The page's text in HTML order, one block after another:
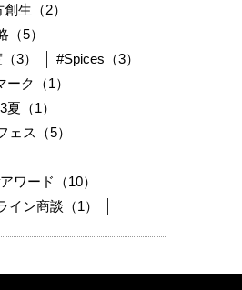
生（2）
5）
3）
#Spices（3）
ーク（1）
（1）
ェス（5）
ワード（10）
イン商談（1）